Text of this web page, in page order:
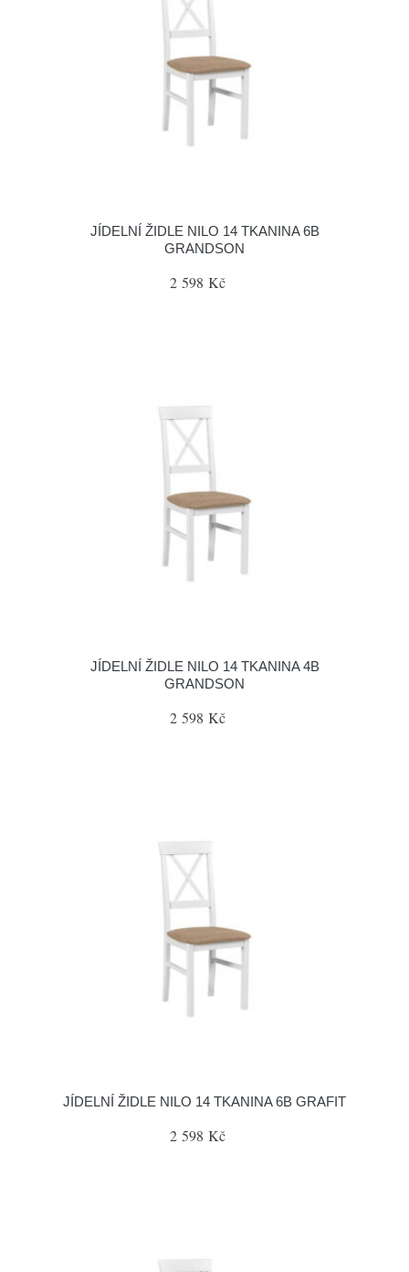
JÍDELNÍ ŽIDLE NILO 14 TKANINA 6B
GRANDSON
2 598 Kč
JÍDELNÍ ŽIDLE NILO 14 TKANINA 4B
GRANDSON
2 598 Kč
JÍDELNÍ ŽIDLE NILO 14 TKANINA 6B GRAFIT
2 598 Kč